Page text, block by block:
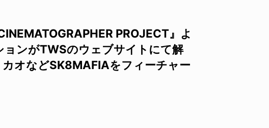
PROJECT』よ
ョンがTWSのウェブサイトにて解
オなどSK8MAFIAをフィーチャー